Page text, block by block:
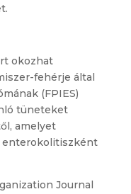
okozhat
fehérje által
(FPIES)
tüneteket
amelyet
Journal